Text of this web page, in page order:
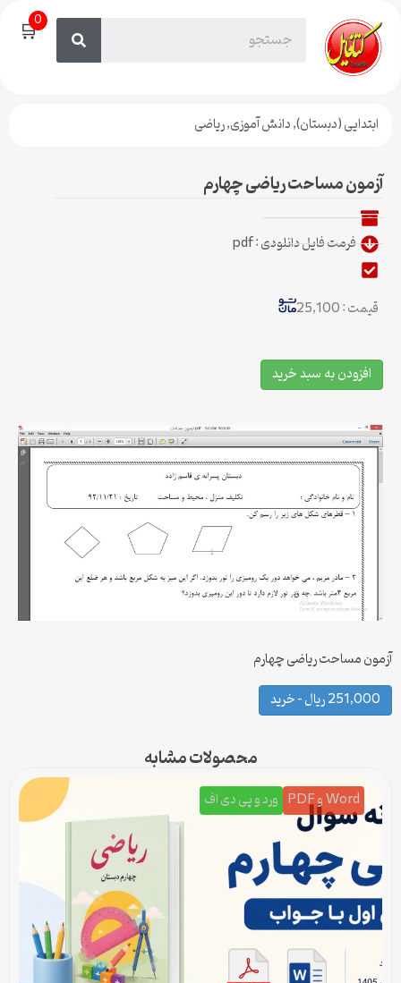
🛒0
ابتدایی (دبستان),دانش آموزی,ریاضی
آزمون مساحت ریاضی چهارم
فرمت فایل دانلودی : pdf
قیمت : 25,100
افزودن به سبد خرید
آزمون مساحت ریاضی چهارم
251,000 ریال – خرید
محصولات مشابه
Word و PDF ورد و پی دی اف